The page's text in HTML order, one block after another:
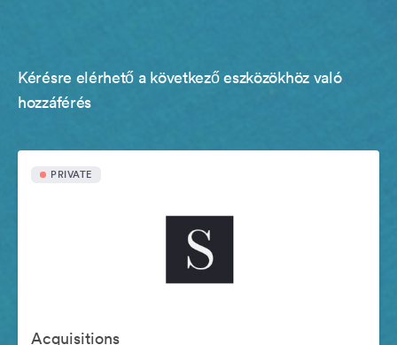
Kérésre elérhető a következő eszközökhöz való
hozzáférés
PRIVATE
Acquisitions